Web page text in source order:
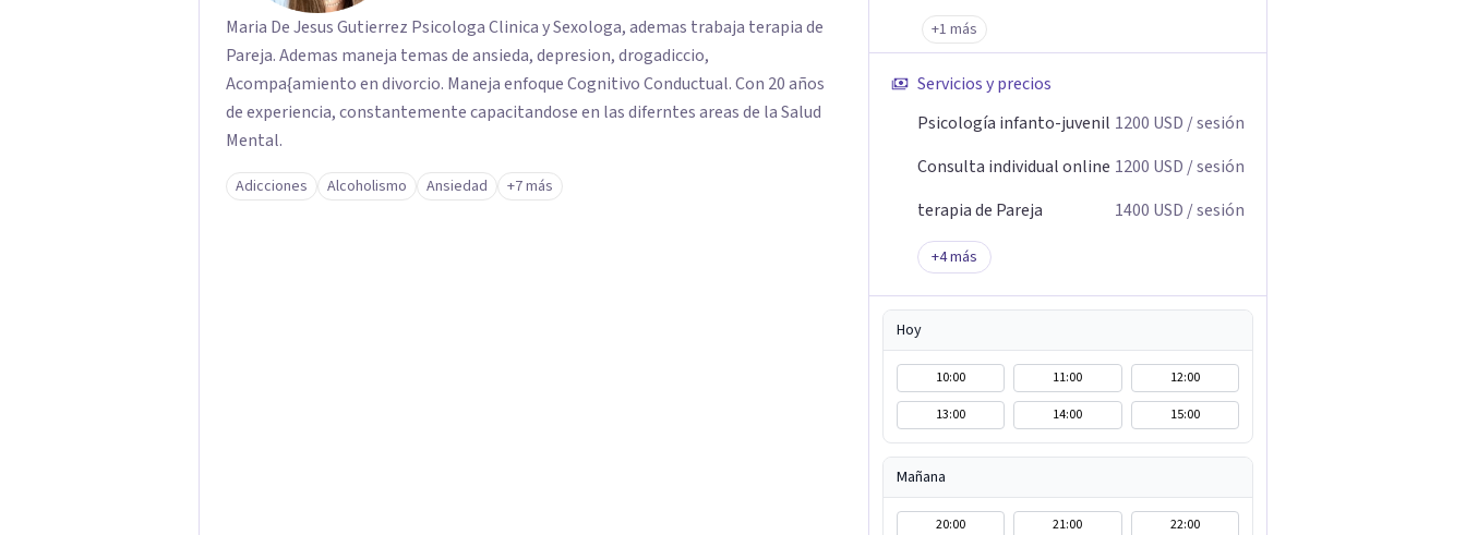
Maria De Jesus Gutierrez Psicologa Clinica y Sexologa, ademas trabaja terapia de
Pareja. Ademas maneja temas de ansieda, depresion, drogadiccio,
Acompa{amiento en divorcio. Maneja enfoque Cognitivo Conductual. Con 20 años
de experiencia, constantemente capacitandose en las diferntes areas de la Salud
Mental.
Adicciones Alcoholismo Ansiedad +7 más
+1 más
Servicios y precios
Psicología infanto-juvenil 1200 USD / sesión
Consulta individual online 1200 USD / sesión
terapia de Pareja
1400 USD / sesión
+4más
Hoy
10:00 11:00
12:00
13:00
14:00 15:00
Mañana
20:00 21:00
22:00